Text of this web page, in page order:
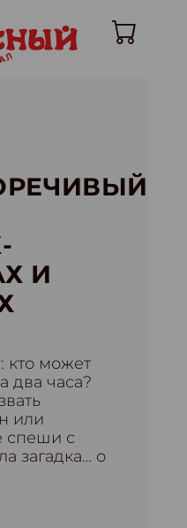
И
кто может
два часа?
или
спеши с
загадка… о